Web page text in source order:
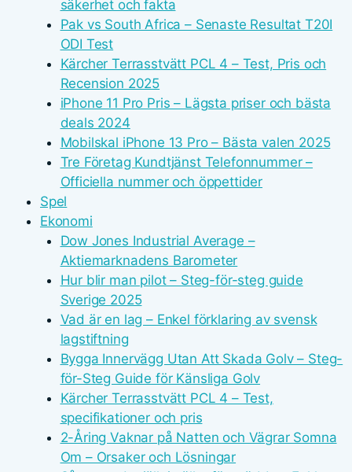
säkerhet och fakta
Pak vs South Africa – Senaste Resultat T20I
ODI Test
Kärcher Terrasstvätt PCL 4 – Test, Pris och
Recension 2025
iPhone 11 Pro Pris – Lägsta priser och bästa
deals 2024
Mobilskal iPhone 13 Pro – Bästa valen 2025
Tre Företag Kundtjänst Telefonnummer –
Officiella nummer och öppettider
Spel
Ekonomi
Dow Jones Industrial Average –
Aktiemarknadens Barometer
Hur blir man pilot – Steg-för-steg guide
Sverige 2025
Vad är en lag – Enkel förklaring av svensk
lagstiftning
Bygga Innervägg Utan Att Skada Golv – Steg-
för-Steg Guide för Känsliga Golv
Kärcher Terrasstvätt PCL 4 – Test,
specifikationer och pris
2-Åring Vaknar på Natten och Vägrar Somna
Om – Orsaker och Lösningar